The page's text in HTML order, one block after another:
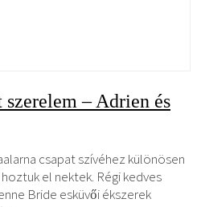
– Adrien és
csapat szívéhez különösen
el nektek. Régi kedves
Bride esküvői ékszerek